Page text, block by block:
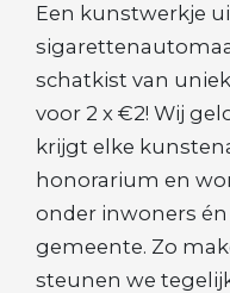
Een kunstwerkje
schatkist van
voor 2 x €2! Wij
krijgt elke
honorarium en
onder inwoners
gemeente. Zo
steunen we